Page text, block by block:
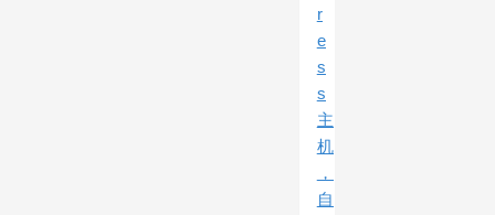
r
e
s
s
主
机
，
自